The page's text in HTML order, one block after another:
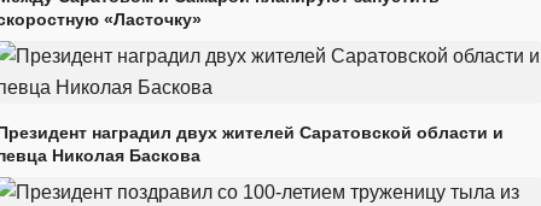
«Ласточку»
наградил двух жителей Саратовской области и
Николая Баскова